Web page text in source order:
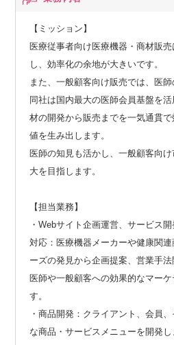
【ミッション】
医療従事者向け医療機器・商材販
し、効率化の余地が大きいです。
また、一般顧客向け販売では、医師
同社は国内最大の医師会員基盤を
材の開発から販売までを一気通貫
値を生み出します。
医師の知見も活かし、一般顧客向
大を目指します。
【担当業務】
・Webサイト企画運営、サービス
対応：医療機器メーカーや健康関
ーズの発見から企画提案、営業手法
医師や一般顧客への効果的なマー
す。
・商品開発：クライアント、会員
な商品・サービスメニューを開発し